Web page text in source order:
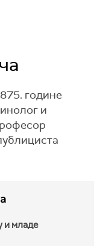
године
и
и младе